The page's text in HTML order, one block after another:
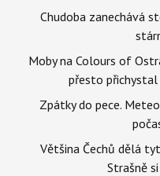
Chudoba zanechává
Moby na Colours of
přesto
Zpátky do pece.
Většina Čechů dělá
Strašně